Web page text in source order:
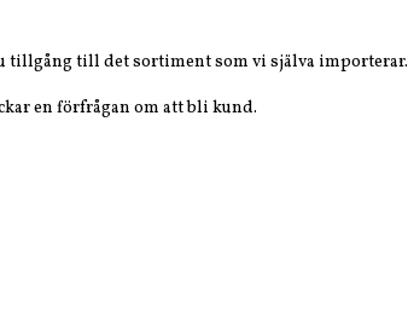
tillgång till det sortiment som vi själva importerar.
en förfrågan om att bli kund.